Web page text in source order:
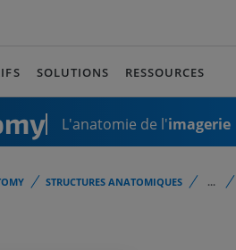
SOLUTIONS RESSOURCES
L'anatomie de l'imagerie
STRUCTURES ANATOMIQUES ...